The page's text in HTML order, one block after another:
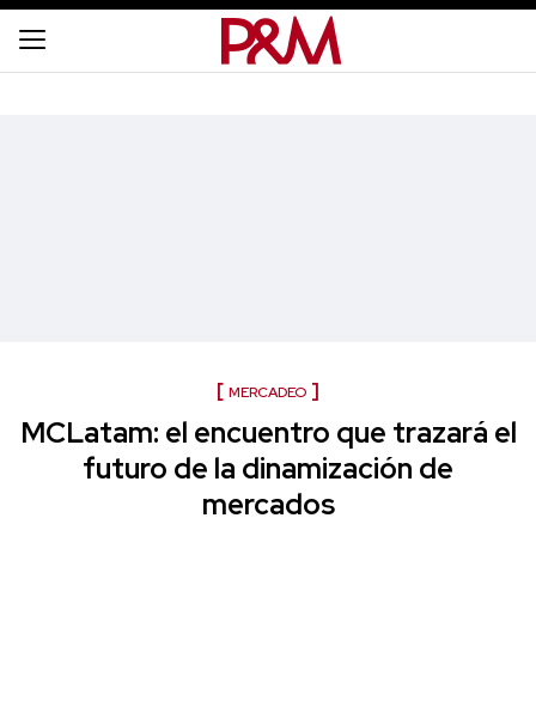
MERCADEO
MCLatam: el encuentro que trazará el
futuro de la dinamización de
mercados